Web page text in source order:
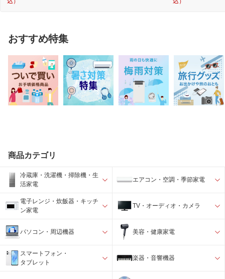
おすすめ特集
商品カテゴリ
冷蔵庫・洗濯機・掃除機・生
活家電
エアコン・空調・季節家電
電子レンジ・炊飯器・キッチ
ン家電
TV・オーディオ・カメラ
パソコン・周辺機器 美容・健康家電
スマートフォン・
タブレット
楽器・音響機器